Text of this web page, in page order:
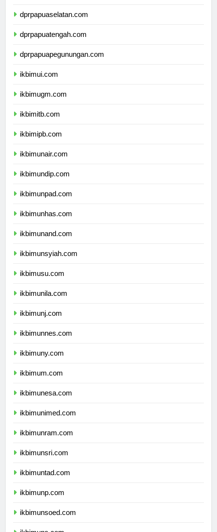
dprpapuaselatan.com
dprpapuatengah.com
dprpapuapegunungan.com
ikbimui.com
ikbimugm.com
ikbimitb.com
ikbimipb.com
ikbimunair.com
ikbimundip.com
ikbimunpad.com
ikbimunhas.com
ikbimunand.com
ikbimunsyiah.com
ikbimusu.com
ikbimunila.com
ikbimunj.com
ikbimunnes.com
ikbimuny.com
ikbimum.com
ikbimunesa.com
ikbimunimed.com
ikbimunram.com
ikbimunsri.com
ikbimuntad.com
ikbimunp.com
ikbimunsoed.com